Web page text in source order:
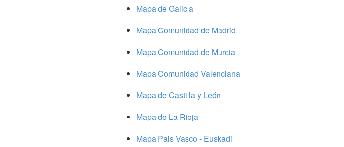
Mapa de Galicia
Mapa Comunidad de Madrid
Mapa Comunidad de Murcia
Mapa Comunidad Valenciana
Mapa de Castilla y León
Mapa de La Rioja
Mapa Pais Vasco - Euskadi